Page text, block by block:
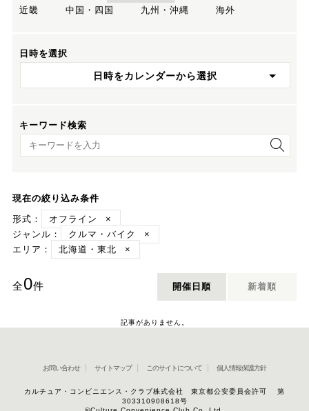
近畿
中国・四国 九州・沖縄 海外
日時を選択
日時をカレンダーから選択
キーワード検索
キーワード検索
現在の絞り込み条件
形式：
オフライン
×
ジャンル：
クルマ・バイク
×
エリア：
北海道・東北 ×
全0件 開催日順 新着順
記事がありません。
お問い合わせ サイトマップ このサイトについて 個人情報保護方針
カルチュア・コンビニエンス・クラブ株式会社 東京都公安委員会許可 第
303310908618号